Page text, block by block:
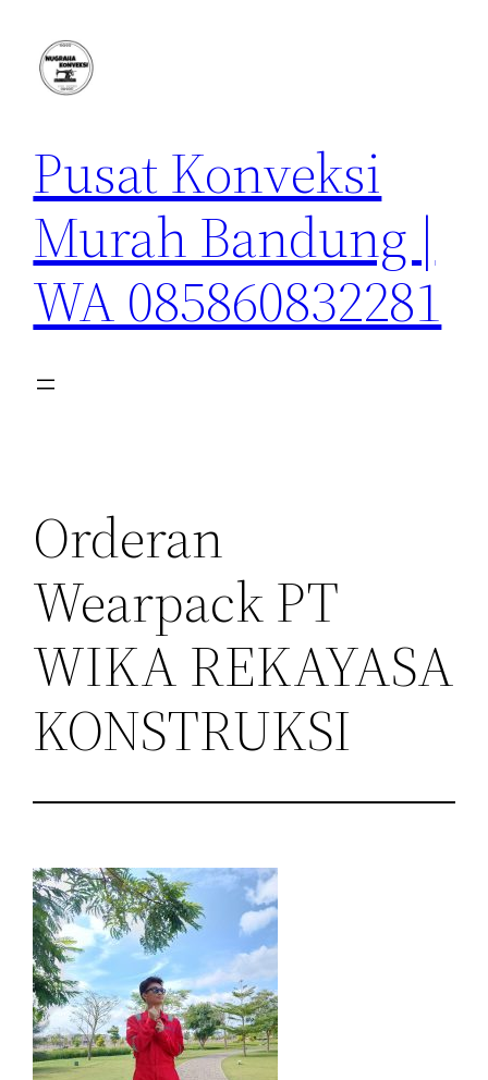
konten
Pusat Konveksi
Murah Bandung |
WA 085860832281
Orderan
Wearpack PT
WIKA REKAYASA
KONSTRUKSI